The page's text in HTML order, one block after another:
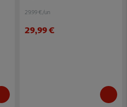
29.99 €/un
29,99 €